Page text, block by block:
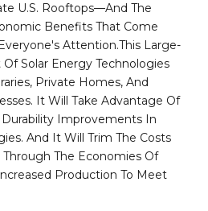
U.S. Rooftops—And The
Benefits That Come
Attention.This Large-
Solar Energy Technologies
Private Homes, And
It Will Take Advantage Of
Improvements In
And It Will Trim The Costs
The Economies Of
Production To Meet